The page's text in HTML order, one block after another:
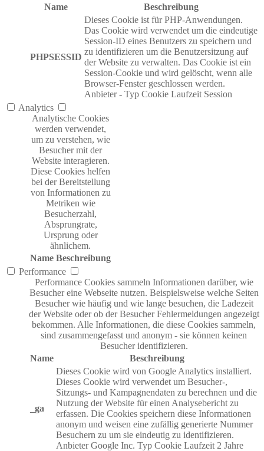
Name
Beschreibung
PHPSESSID
Dieses Cookie ist für PHP-Anwendungen.
Das Cookie wird verwendet um die eindeutige
Session-ID eines Benutzers zu speichern und
zu identifizieren um die Benutzersitzung auf
der Website zu verwalten. Das Cookie ist ein
Session-Cookie und wird gelöscht, wenn alle
Browser-Fenster geschlossen werden.
Anbieter - Typ Cookie Laufzeit Session
Analytics
Analytische Cookies
werden verwendet,
um zu verstehen, wie
Besucher mit der
Website interagieren.
Diese Cookies helfen
bei der Bereitstellung
von Informationen zu
Metriken wie
Besucherzahl,
Absprungrate,
Ursprung oder
ähnlichem.
Name Beschreibung
Performance
Performance Cookies sammeln Informationen darüber, wie
Besucher eine Webseite nutzen. Beispielsweise welche Seiten
Besucher wie häufig und wie lange besuchen, die Ladezeit
der Website oder ob der Besucher Fehlermeldungen angezeigt
bekommen. Alle Informationen, die diese Cookies sammeln,
sind zusammengefasst und anonym - sie können keinen
Besucher identifizieren.
Name
Beschreibung
_ga
Dieses Cookie wird von Google Analytics installiert.
Dieses Cookie wird verwendet um Besucher-,
Sitzungs- und Kampagnendaten zu berechnen und die
Nutzung der Website für einen Analysebericht zu
erfassen. Die Cookies speichern diese Informationen
anonym und weisen eine zufällig generierte Nummer
Besuchern zu um sie eindeutig zu identifizieren.
Anbieter Google Inc. Typ Cookie Laufzeit 2 Jahre